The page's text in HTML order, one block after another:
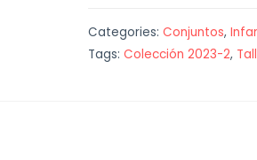
Categories: Conjuntos,
Tags: Colección 2023-2,